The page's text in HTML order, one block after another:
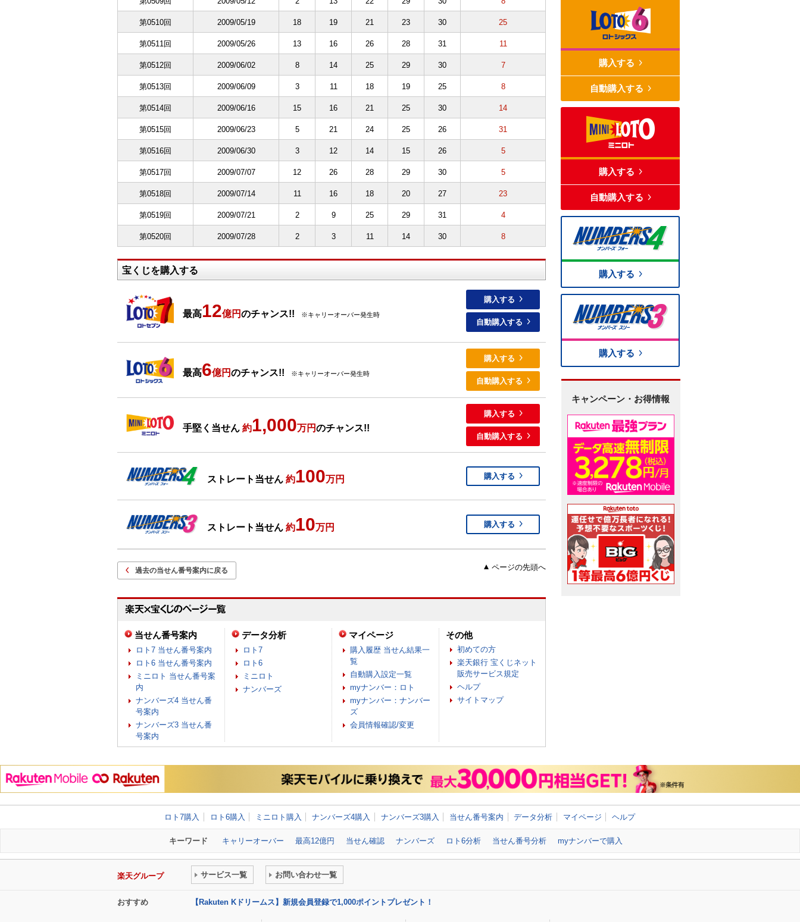
第0510回 2009/05/19 18 19 21 23 30 25
第0511回 2009/05/26 13 16 26 28 31 11
第0512回 2009/06/02 8 14 25 29 30 7
第0513回 2009/06/09 3 11 18 19 25 8
第0514回 2009/06/16 15 16 21 25 30 14
第0515回 2009/06/23 5 21 24 25 26 31
第0516回 2009/06/30 3 12 14 15 26 5
第0517回 2009/07/07 12 26 28 29 30 5
第0518回 2009/07/14 11 16 18 20 27 23
第0519回 2009/07/21 2 9 25 29 31 4
第0520回 2009/07/28 2 3 11 14 30 8
宝くじを購入する
最高12億円のチャンス!! ※キャリーオーバー発生時
購入する
自動購入する
最高6億円のチャンス!! ※キャリーオーバー発生時
購入する
自動購入する
手堅く当せん 約1,000万円のチャンス!!
購入する
自動購入する
ストレート当せん 約100万円 購入する
ストレート当せん 約10万円 購入する
過去の当せん番号案内に戻る ページの先頭へ
当せん番号案内
ロト7 当せん番号案内
ロト6 当せん番号案内
ミニロト 当せん番号案
内
ナンバーズ4 当せん番
号案内
ナンバーズ3 当せん番
号案内
データ分析
ロト7
ロト6
ミニロト
ナンバーズ
マイページ
購入履歴 当せん結果一
覧
自動購入設定一覧
myナンバー：ロト
myナンバー：ナンバー
ズ
会員情報確認/変更
その他
初めての方
楽天銀行 宝くじネット
販売サービス規定
ヘルプ
サイトマップ
購入する
自動購入する
購入する
自動購入する
購入する
購入する
キャンペーン・お得情報
ロト7購入 ロト6購入 ミニロト購入 ナンバーズ4購入 ナンバーズ3購入 当せん番号案内 データ分析 マイページ ヘルプ
キーワード キャリーオーバー 最高12億円 当せん確認 ナンバーズ ロト6分析 当せん番号分析 myナンバーで購入
楽天グループ サービス一覧 お問い合わせ一覧
おすすめ 【Rakuten Kドリームス】新規会員登録で1,000ポイントプレゼント！